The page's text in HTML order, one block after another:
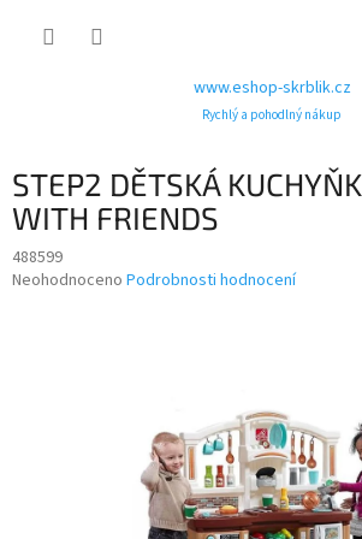
www.eshop-skrblik.cz
Rychlý a pohodlný nákup
STEP2 DĚTSKÁ
WITH FRIENDS
488599
Průměrné
Neohodnoceno Podrobnosti hodnocení